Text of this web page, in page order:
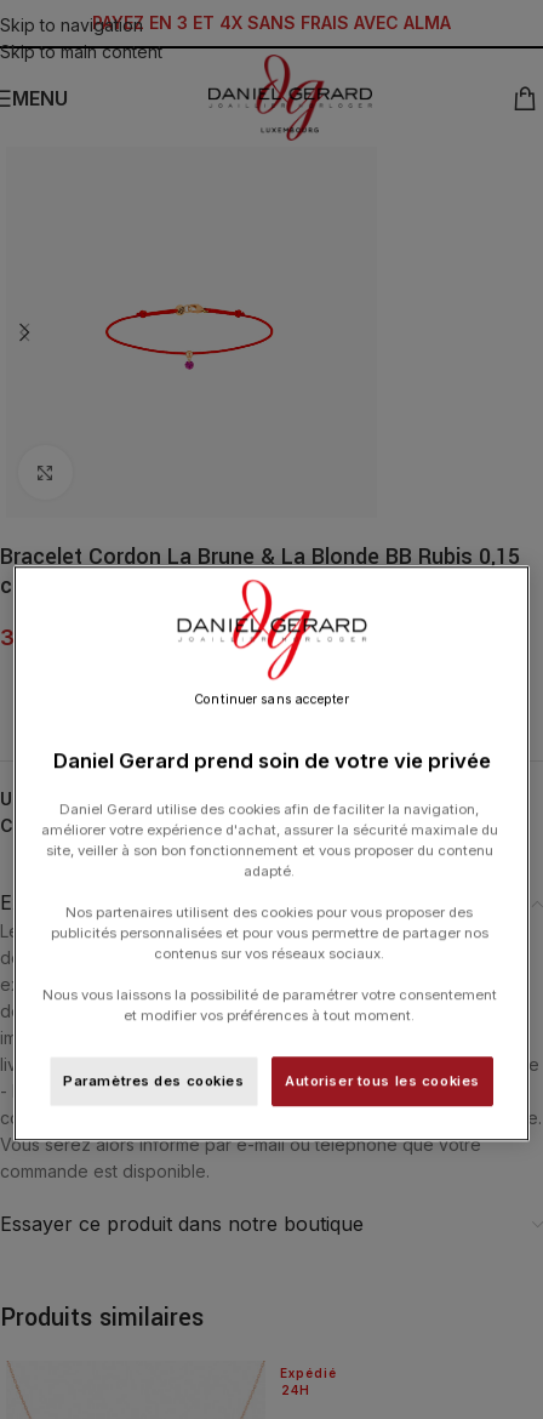
Skip to navigation
Skip to main content
PAYEZ EN 3 ET 4X SANS FRAIS AVEC ALMA
MENU
Bracelet Cordon La Brune & La Blonde BB Rubis 0,15
ct
370.00
UGS :
Catégorie : LA BRUNE ET LA BLONDE
Expédition & Livraison
Les produits en stock sont généralement expédiés dans un délai
de 24 heures ouvrées après réception du paiement. Ils sont
expédiés via le transporteur le plus adéquate en fonction du lieu
de livraison. Si le produit n'est pas en stock il sera commandé
immédiatement et nous vous informerons dès sa réception. La
livraison est offerte dans les 3 pays suivants : Luxembourg - France
- Belgique. Si vous souhaitez être accueilli par l'un de nos
conseiller, vous pouvez choisir le retrait de vos achats en boutique.
Vous serez alors informé par e-mail ou téléphone que votre
commande est disponible.
Essayer ce produit dans notre boutique
Produits similaires
24H
Expédié
Daniel Gerard prend soin de votre vie privée
Daniel Gerard utilise des cookies afin de faciliter la navigation,
améliorer votre expérience d'achat, assurer la sécurité maximale du
site, veiller à son bon fonctionnement et vous proposer du contenu
adapté.
Nos partenaires utilisent des cookies pour vous proposer des
publicités personnalisées et pour vous permettre de partager nos
contenus sur vos réseaux sociaux.
Nous vous laissons la possibilité de paramétrer votre consentement
et modifier vos préférences à tout moment.
Paramètres des cookies Autoriser tous les cookies
Continuer sans accepter